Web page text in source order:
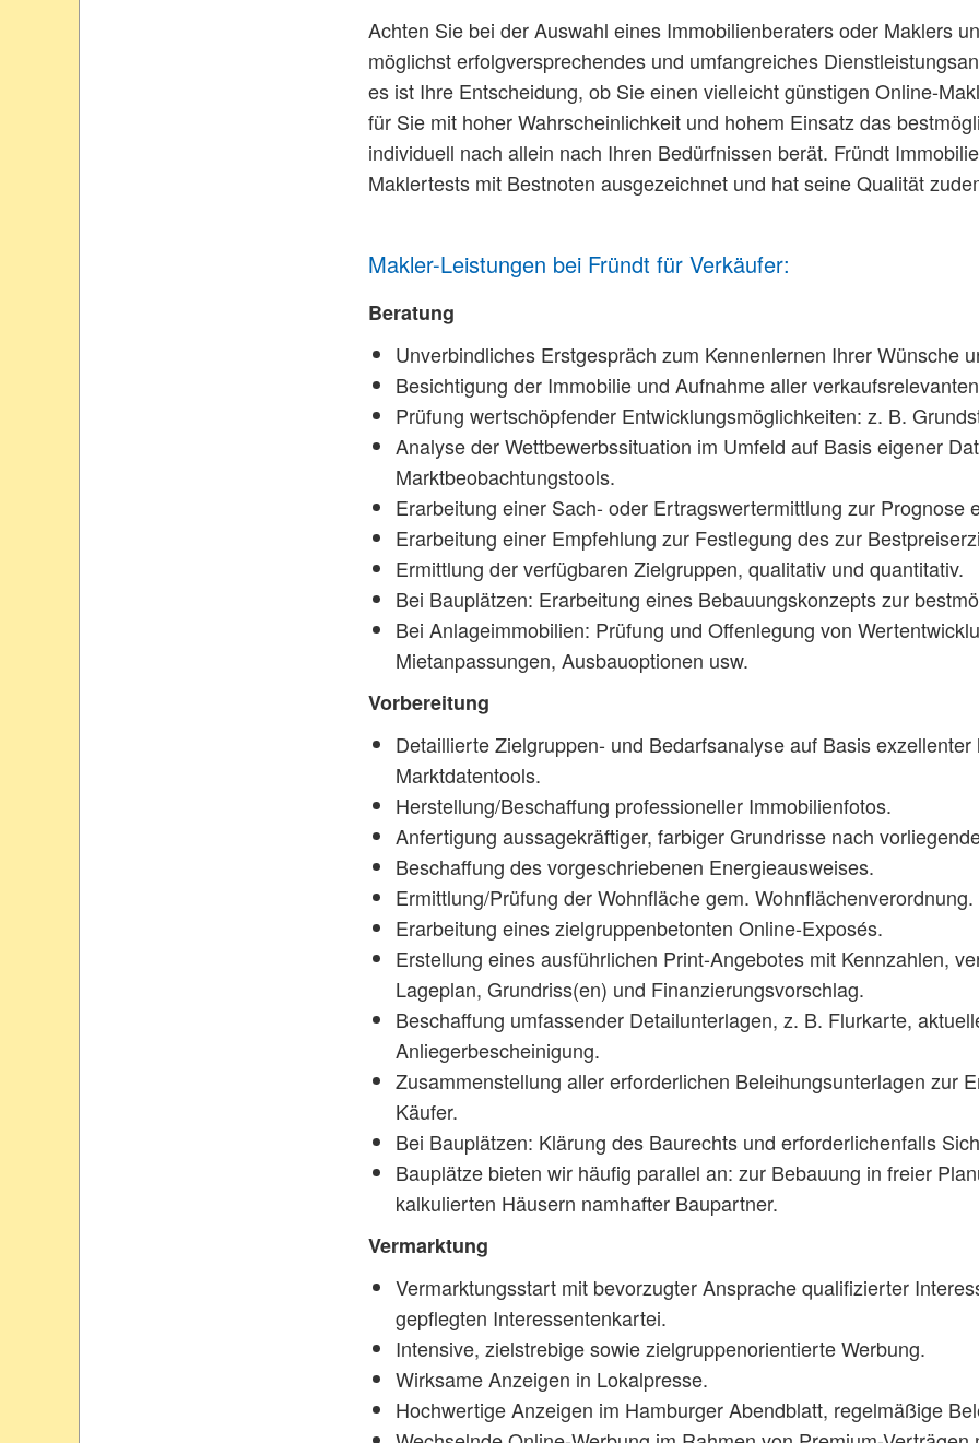
Achten Sie bei der Auswahl eines Immobilienberaters oder Maklers
möglichst erfolgversprechendes und umfangreiches
es ist Ihre Entscheidung, ob Sie einen vielleicht günstigen Online-
für Sie mit hoher Wahrscheinlichkeit und hohem Einsatz das
individuell nach allein nach Ihren Bedürfnissen berät. Fründt
Maklertests mit Bestnoten ausgezeichnet und hat seine Qualität
Makler-Leistungen bei Fründt für Verkäufer:
Beratung
Unverbindliches Erstgespräch zum Kennenlernen Ihrer Wünsche
Besichtigung der Immobilie und Aufnahme aller
Prüfung wertschöpfender Entwicklungsmöglichkeiten: z. B.
Analyse der Wettbewerbssituation im Umfeld auf Basis eigener
Marktbeobachtungstools.
Erarbeitung einer Sach- oder Ertragswert­ermittlung zur Prognose
Erarbeitung einer Empfehlung zur Festlegung des zur
Ermittlung der verfügbaren Zielgruppen, qualitativ und quantitativ.
Bei Bauplätzen: Erarbeitung eines Bebauungskonzepts zur
Bei Anlageimmobilien: Prüfung und Offenlegung von
Mietanpassungen, Ausbauoptionen usw.
Vorbereitung
Detaillierte Zielgruppen- und Bedarfsanalyse auf Basis
Marktdatentools.
Herstellung/Beschaffung professioneller Immobilienfotos.
Anfertigung aussagekräftiger, farbiger Grundrisse nach
Beschaffung des vorgeschriebenen Energieausweises.
Ermittlung/Prüfung der Wohnfläche gem. Wohnflächenverordnung.
Erarbeitung eines zielgruppenbetonten Online-Exposés.
Erstellung eines ausführlichen Print-Angebotes mit Kennzahlen,
Lageplan, Grundriss(en) und Finanzierungsvorschlag.
Beschaffung umfassender Detailunterlagen, z. B. Flurkarte,
Anliegerbescheinigung.
Zusammenstellung aller erforderlichen Beleihungsunterlagen zur
Käufer.
Bei Bauplätzen: Klärung des Baurechts und erforderlichenfalls
Bauplätze bieten wir häufig parallel an: zur Bebauung in freier
kalkulierten Häusern namhafter Baupartner.
Vermarktung
Vermarktungsstart mit bevorzugter Ansprache qualifizierter
gepflegten Interessentenkartei.
Intensive, zielstrebige sowie zielgruppenorientierte Werbung.
Wirksame Anzeigen in Lokalpresse.
Hochwertige Anzeigen im Hamburger Abendblatt, regelmäßige